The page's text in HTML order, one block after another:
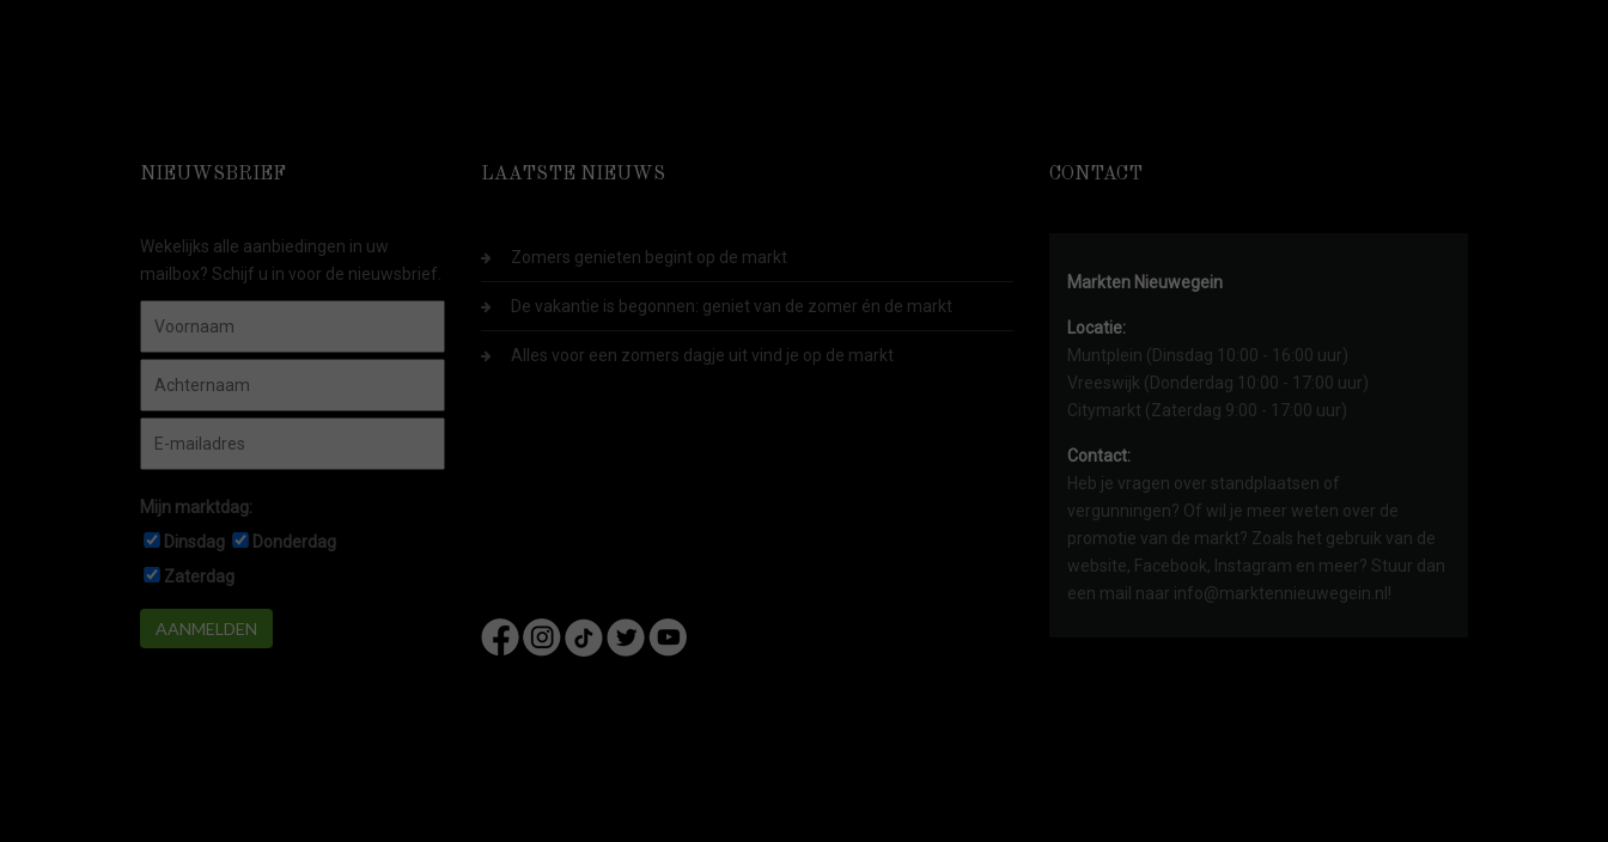
NIEUWSBRIEF
Wekelijks alle aanbiedingen in uw
mailbox? Schijf u in voor de nieuwsbrief.
Mijn marktdag:
Dinsdag
Donderdag
Zaterdag
AANMELDEN
LAATSTE NIEUWS
Zomers genieten begint op de markt
De vakantie is begonnen: geniet van de zomer én de markt
Alles voor een zomers dagje uit vind je op de markt
CONTACT
Markten Nieuwegein
Locatie:
Muntplein (Dinsdag 10:00 - 16:00 uur)
Vreeswijk (Donderdag 10:00 - 17:00 uur)
Citymarkt (Zaterdag 9:00 - 17:00 uur)
Contact:
Heb je vragen over standplaatsen of
vergunningen? Of wil je meer weten over de
promotie van de markt? Zoals het gebruik van de
website, Facebook, Instagram en meer? Stuur dan
een mail naar info@marktennieuwegein.nl!